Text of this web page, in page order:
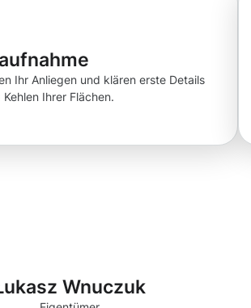
Ihr Anliegen und klären erste Details
Ihrer Flächen.
Wnuczuk